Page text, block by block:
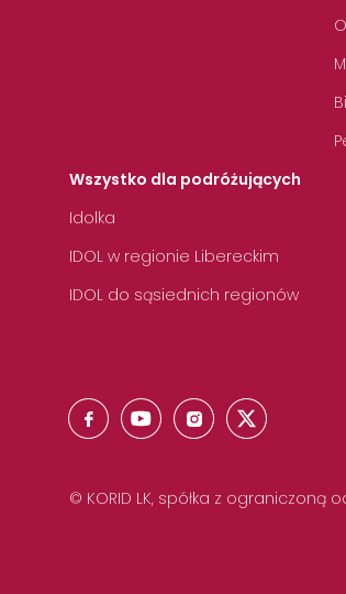
Wszystko dla podróżujących
Idolka
IDOL w regionie Libereckim
IDOL do sąsiednich regionów
© KORID LK, spółka z